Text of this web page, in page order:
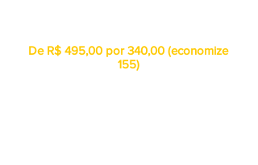
De R$ 495,00 por 340,00 (economize
155)